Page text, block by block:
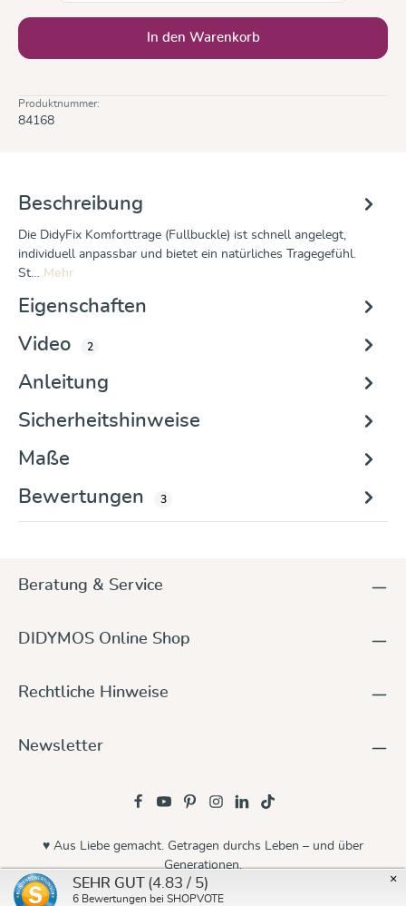
In den Warenkorb
Produktnummer:
84168
Beschreibung
Die DidyFix Komforttrage (Fullbuckle) ist schnell angelegt,
individuell anpassbar und bietet ein natürliches Tragegefühl.
St… Mehr
Eigenschaften
Video
2
Anleitung
Sicherheitshinweise
Maße
Bewertungen
3
Beratung & Service
DIDYMOS Online Shop
Rechtliche Hinweise
Newsletter
© 2026 Didymos
♥ Aus Liebe gemacht. Getragen durchs Leben – und über
Generationen.
×
SEHR GUT (4.83 / 5)
6 Bewertungen bei SHOPVOTE